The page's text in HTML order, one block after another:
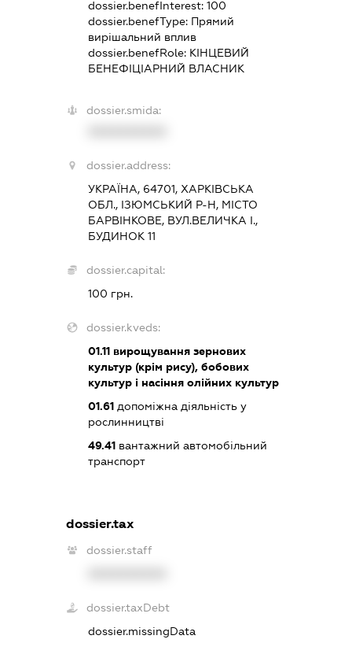
dossier.benefInterest:100
dossier.benefType: Прямий
вирішальний вплив
dossier.benefRole: КІНЦЕВИЙ
БЕНЕФІЦІАРНИЙ ВЛАСНИК
dossier.smida:
dossier.address:
УКРАЇНА, 64701, ХАРКІВСЬКА
ОБЛ., ІЗЮМСЬКИЙ Р-Н, МІСТО
БАРВІНКОВЕ, ВУЛ.ВЕЛИЧКА І.,
БУДИНОК 11
dossier.capital:
100 грн.
dossier.kveds:
01.11 вирощування зернових
культур (крім рису), бобових
культур і насіння олійних культур
01.61 допоміжна діяльність у
рослинництві
49.41 вантажний автомобільний
транспорт
dossier.tax
dossier.staff
dossier.taxDebt
dossier.missingData